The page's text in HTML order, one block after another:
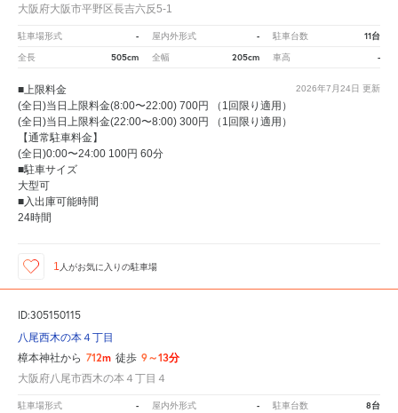
大阪府大阪市平野区長吉六反5-1
駐車場形式 - 屋内外形式 - 駐車台数 11台
全長 505cm 全幅 205cm 車高 -
2026年7月24日 更新
■上限料金
(全日)当日上限料金(8:00〜22:00) 700円 （1回限り適用）
(全日)当日上限料金(22:00〜8:00) 300円 （1回限り適用）
【通常駐車料金】
(全日)0:00〜24:00 100円 60分
■駐車サイズ
大型可
■入出庫可能時間
24時間
1 人がお気に入りの駐車場
ID:305150115
八尾西木の本４丁目
樟本神社から 712m 徒歩 9～13分
大阪府八尾市西木の本４丁目４
駐車場形式 - 屋内外形式 - 駐車台数 8台